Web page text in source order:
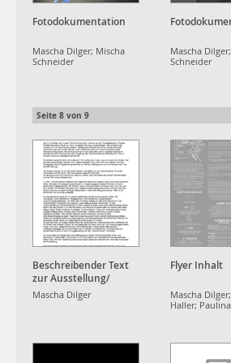
Fotodokumentation
Mascha Dilger; Mischa
Schneider
Mascha
Schneider
Seite 8 von 9
Beschreibender Text
zur Ausstellung/
Descriptive text about
the exhibition
Mascha Dilger
Flyer Inhalt
Mascha
Haller;